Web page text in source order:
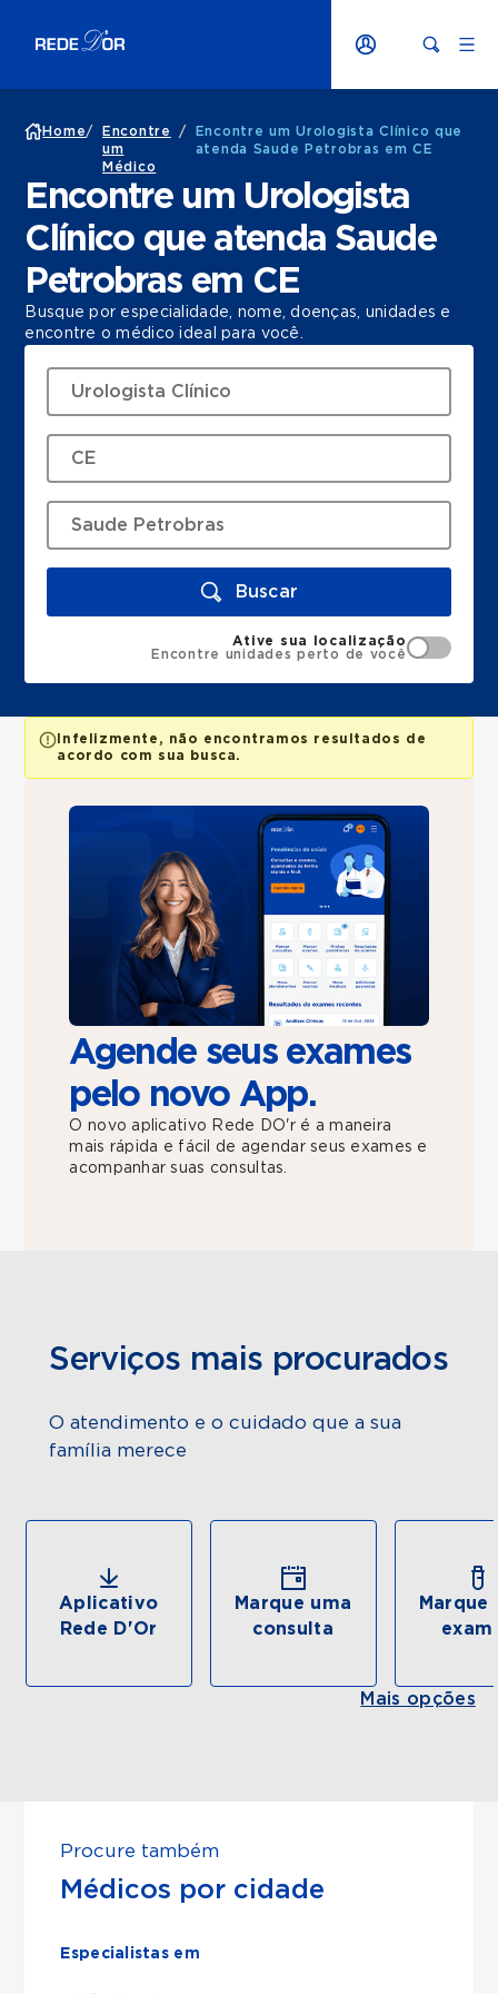
Home/
Encontre
um
Médico
/
Encontre um Urologista Clínico que
atenda Saude Petrobras em CE
Encontre um Urologista
Clínico que atenda Saude
Petrobras em CE
Busque por especialidade, nome, doenças, unidades e
encontre o médico ideal para você.
Buscar
Ative sua localização
Encontre unidades perto de você
Infelizmente, não encontramos resultados de
acordo com sua busca.
Agende seus exames
pelo novo App.
O novo aplicativo Rede DO'r é a maneira
mais rápida e fácil de agendar seus exames e
acompanhar suas consultas.
Serviços mais procurados
O atendimento e o cuidado que a sua
família merece
Aplicativo
Rede D'Or
Marque uma
consulta
Marque
Mais opções
Procure também
Médicos por cidade
Especialistas em